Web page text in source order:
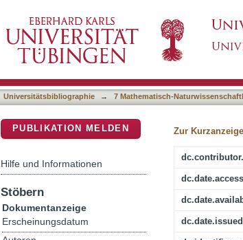
Napsamycins/Mureidomycins
Universitätsbibliographie → 7 Mathematisch-
Zur Kurzanzeige
dc.date.issued
PUBLIKATION MELDEN
Hilfe und Informationen
Stöbern
Dokumentanzeige
Erscheinungsdatum